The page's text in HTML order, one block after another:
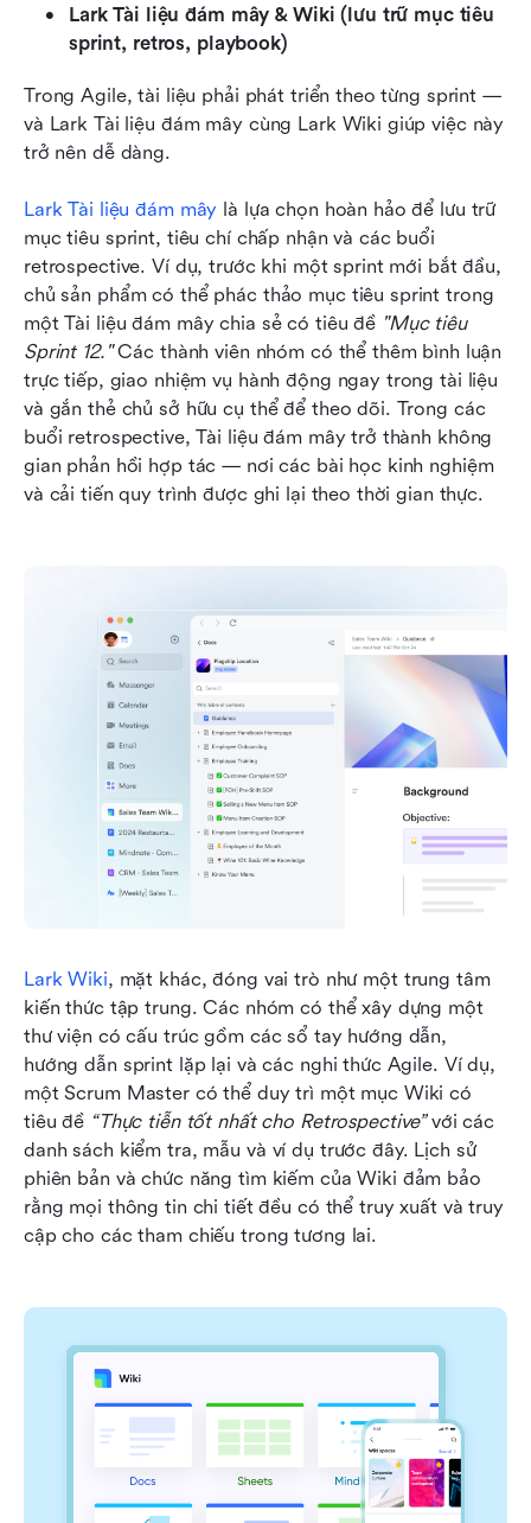
Lark Tài liệu đám mây & Wiki (lưu trữ mục tiêu
sprint, retros, playbook)
Trong Agile, tài liệu phải phát triển theo từng sprint —
và Lark Tài liệu đám mây cùng Lark Wiki giúp việc này
trở nên dễ dàng.
Lark Tài liệu đám mây là lựa chọn hoàn hảo để lưu trữ
mục tiêu sprint, tiêu chí chấp nhận và các buổi
retrospective. Ví dụ, trước khi một sprint mới bắt đầu,
chủ sản phẩm có thể phác thảo mục tiêu sprint trong
một Tài liệu đám mây chia sẻ có tiêu đề "Mục tiêu
Sprint 12." Các thành viên nhóm có thể thêm bình luận
trực tiếp, giao nhiệm vụ hành động ngay trong tài liệu
và gắn thẻ chủ sở hữu cụ thể để theo dõi. Trong các
buổi retrospective, Tài liệu đám mây trở thành không
gian phản hồi hợp tác — nơi các bài học kinh nghiệm
và cải tiến quy trình được ghi lại theo thời gian thực.
Lark Wiki, mặt khác, đóng vai trò như một trung tâm
kiến thức tập trung. Các nhóm có thể xây dựng một
thư viện có cấu trúc gồm các sổ tay hướng dẫn,
hướng dẫn sprint lặp lại và các nghi thức Agile. Ví dụ,
một Scrum Master có thể duy trì một mục Wiki có
tiêu đề “Thực tiễn tốt nhất cho Retrospective” với các
danh sách kiểm tra, mẫu và ví dụ trước đây. Lịch sử
phiên bản và chức năng tìm kiếm của Wiki đảm bảo
rằng mọi thông tin chi tiết đều có thể truy xuất và truy
cập cho các tham chiếu trong tương lai.